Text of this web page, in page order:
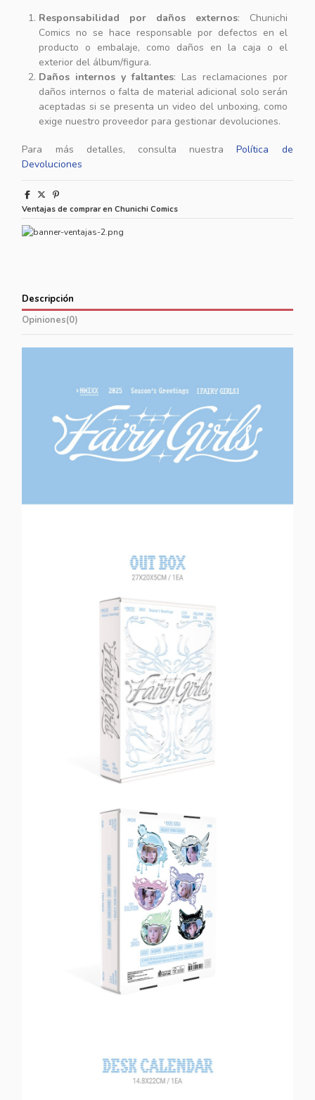
Responsabilidad por daños externos: Chunichi
Comics no se hace responsable por defectos en el
producto o embalaje, como daños en la caja o el
exterior del álbum/figura.
Daños internos y faltantes: Las reclamaciones por
daños internos o falta de material adicional solo serán
aceptadas si se presenta un video del unboxing, como
exige nuestro proveedor para gestionar devoluciones.
Para más detalles, consulta nuestra
Política de
Devoluciones
Ventajas de comprar en Chunichi Comics
Descripción
Opiniones(0)